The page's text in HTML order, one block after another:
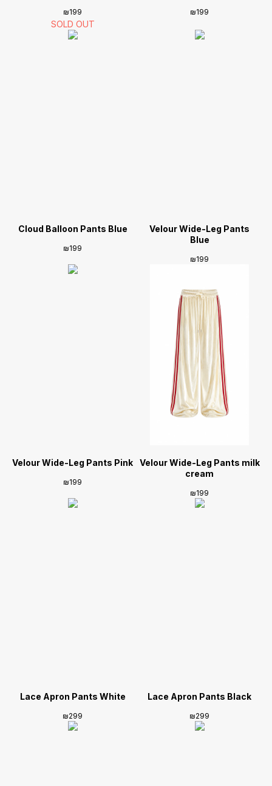
₪199 ₪199
Cloud Balloon Pants Blue
₪199
Velour Wide-Leg Pants
Blue
₪199
Velour Wide-Leg Pants Pink
₪199
Velour Wide-Leg Pants milk
cream
₪199
Lace Apron Pants White
₪299
Lace Apron Pants Black
₪299